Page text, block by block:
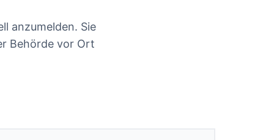
anzumelden. Sie
Behörde vor Ort